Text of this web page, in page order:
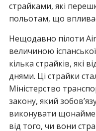
страйками, які
польотам, що
Нещодавно пілоти
величиною
кілька страйків, які
днями. Ці страйки
Міністерство
закону, який
виконувати
від того, чи вони